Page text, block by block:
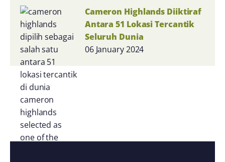
Cameron Highlands Diiktiraf
Antara 51 Lokasi Tercantik
Seluruh Dunia
06 January 2024